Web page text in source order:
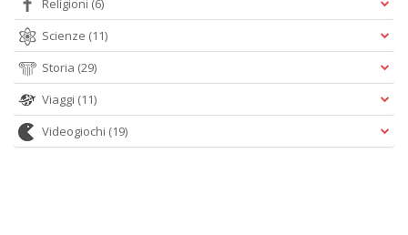
Religioni (6)
Scienze (11)
Storia (29)
Viaggi (11)
Videogiochi (19)